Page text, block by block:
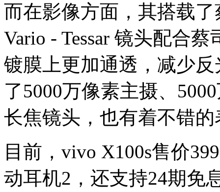
而在影像方面，其搭载
Vario - Tessar 镜头配合
镀膜上更加通透，减少
了5000万像素主摄、
长焦镜头，也有着不错的
目前，vivo X100s售价
动耳机2，还支持24期免